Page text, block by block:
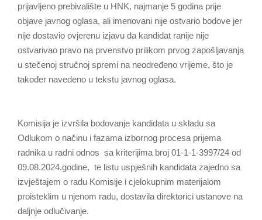
prijavljeno prebivalište u HNK, najmanje 5 godina prije
objave javnog oglasa, ali imenovani nije ostvario bodove jer
nije dostavio ovjerenu izjavu da kandidat ranije nije
ostvarivao pravo na prvenstvo prilikom prvog zapošljavanja
u stečenoj stručnoj spremi na neodređeno vrijeme, što je
također navedeno u tekstu javnog oglasa.
Komisija je izvršila bodovanje kandidata u skladu sa
Odlukom o načinu i fazama izbornog procesa prijema
radnika u radni odnos sa kriterijima broj 01-1-1-3997/24 od
09.08.2024.godine, te listu uspješnih kandidata zajedno sa
izvještajem o radu Komisije i cjelokupnim materijalom
proisteklim u njenom radu, dostavila direktorici ustanove na
daljnje odlučivanje.